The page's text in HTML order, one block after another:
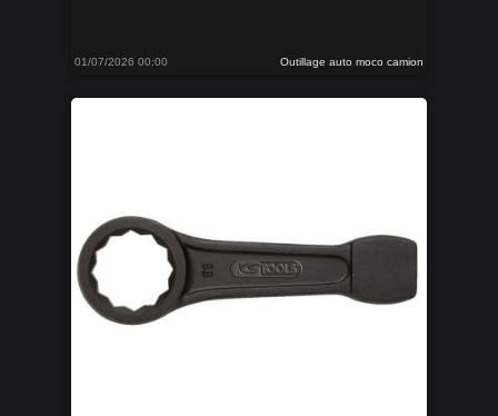
01/07/2026 00:00 Outillage auto moco camion